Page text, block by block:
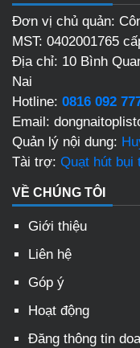
Đơn vị chủ quản:
MST: 0402001765
Địa chỉ: 10 Bình
Nai
Hotline: 0816 092
Email:
Quản lý nội dung:
Tài trợ: Quạt hút bụi
VỀ CHÚNG TÔI
Giới thiệu
Liên hệ
Góp ý
Hoạt động
Đăng thông tin